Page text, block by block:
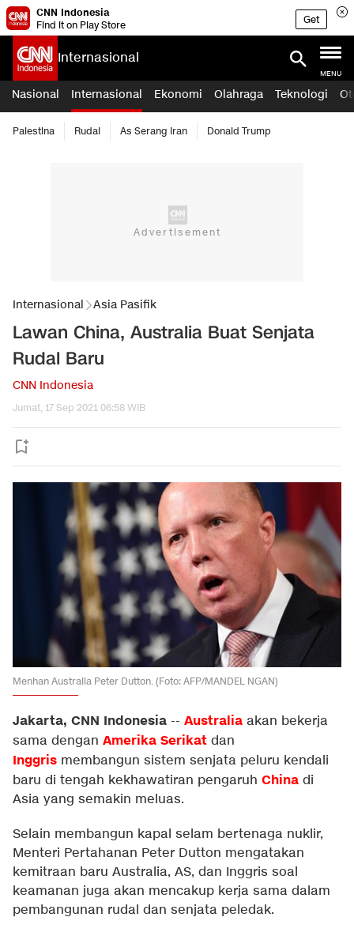
CNN Indonesia
Find it on Play Store
Get
Internasional
MENU
Nasional Internasional Ekonomi Olahraga Teknologi
Palestina Rudal As Serang Iran Donald Trump
Internasional Asia Pasifik
Lawan China, Australia Buat Senjata
Rudal Baru
CNN Indonesia
Jumat, 17 Sep 2021 06:58 WIB
Menhan Australia Peter Dutton. (Foto: AFP/MANDEL NGAN)
Jakarta, CNN Indonesia -- Australia akan bekerja
sama dengan Amerika Serikat dan
Inggris membangun sistem senjata peluru kendali
baru di tengah kekhawatiran pengaruh China di
Asia yang semakin meluas.
Selain membangun kapal selam bertenaga nuklir,
Menteri Pertahanan Peter Dutton mengatakan
kemitraan baru Australia, AS, dan Inggris soal
keamanan juga akan mencakup kerja sama dalam
pembangunan rudal dan senjata peledak.